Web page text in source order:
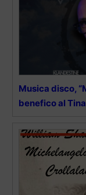
Musica disco,
benefico al